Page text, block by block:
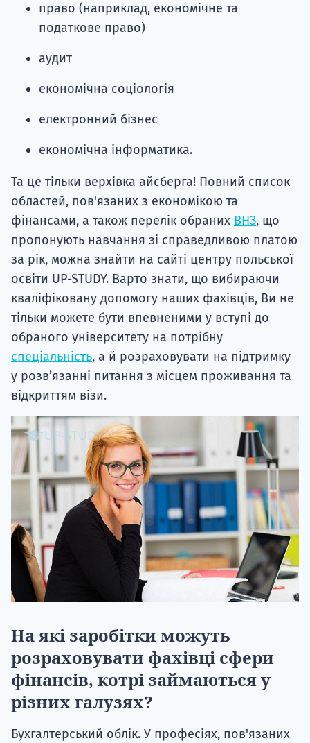
право (наприклад, економічне та
податкове право)
аудит
економічна соціологія
електронний бізнес
економічна інформатика.
Та це тільки верхівка айсберга! Повний список
областей, пов'язаних з економікою та
фінансами, а також перелік обраних ВНЗ, що
пропонують навчання зі справедливою платою
за рік, можна знайти на сайті центру польської
освіти UP-STUDY. Варто знати, що вибираючи
кваліфіковану допомогу наших фахівців, Ви не
тільки можете бути впевненими у вступі до
обраного університету на потрібну
спеціальність, а й розраховувати на підтримку
у розв’язанні питання з місцем проживання та
відкриттям візи.
На які заробітки можуть
розраховувати фахівці сфери
фінансів, котрі займаються у
різних галузях?
Бухгалтерський облік. У професіях, пов'язаних